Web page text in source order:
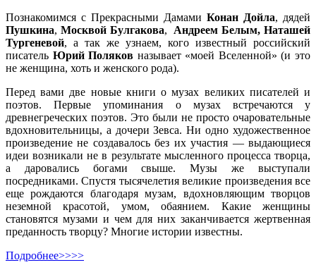
Познакомимся с Прекрасными Дамами Конан Дойла, дядей
Пушкина, Москвой Булгакова, Андреем Белым, Наташей
Тургеневой, а так же узнаем, кого известный российский
писатель Юрий Поляков называет «моей Вселенной» (и это
не женщина, хоть и женского рода).
Перед вами две новые книги о музах великих писателей и
поэтов. Первые упоминания о музах встречаются у
древнегреческих поэтов. Это были не просто очаровательные
вдохновительницы, а дочери Зевса. Ни одно художественное
произведение не создавалось без их участия — выдающиеся
идеи возникали не в результате мысленного процесса творца,
а даровались богами свыше. Музы же выступали
посредниками. Спустя тысячелетия великие произведения все
еще рождаются благодаря музам, вдохновляющим творцов
неземной красотой, умом, обаянием. Какие женщины
становятся музами и чем для них заканчивается жертвенная
преданность творцу? Многие истории известны.
Подробнее>>>>